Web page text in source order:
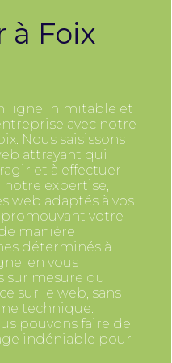
à Foix
ligne inimitable et
avec notre
Nous saisissons
attrayant qui
et à effectuer
notre expertise,
web adaptés à vos
votre
manière
déterminés à
en vous
sur mesure qui
sur le web, sans
technique.
pouvons faire de
indéniable pour